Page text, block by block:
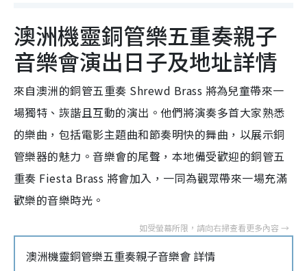
澳洲機靈銅管樂五重奏親子
音樂會演出日子及地址詳情
來自澳洲的銅管五重奏 Shrewd Brass 將為兒童帶來一
場獨特、詼諧且互動的演出。他們將演奏多首大家熟悉
的樂曲，包括電影主題曲和節奏明快的舞曲，以展示銅
管樂器的魅力。音樂會的尾聲，本地備受歡迎的銅管五
重奏 Fiesta Brass 將會加入，一同為觀眾帶來一場充滿
歡樂的音樂時光。
澳洲機靈銅管樂五重奏親子音樂會 詳情